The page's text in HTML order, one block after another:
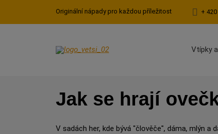
Originální nápady pro každou příležitost +
Vtípky
Jak se hrají
V sadách her, kde bývá "člověče", dáma, mlýn